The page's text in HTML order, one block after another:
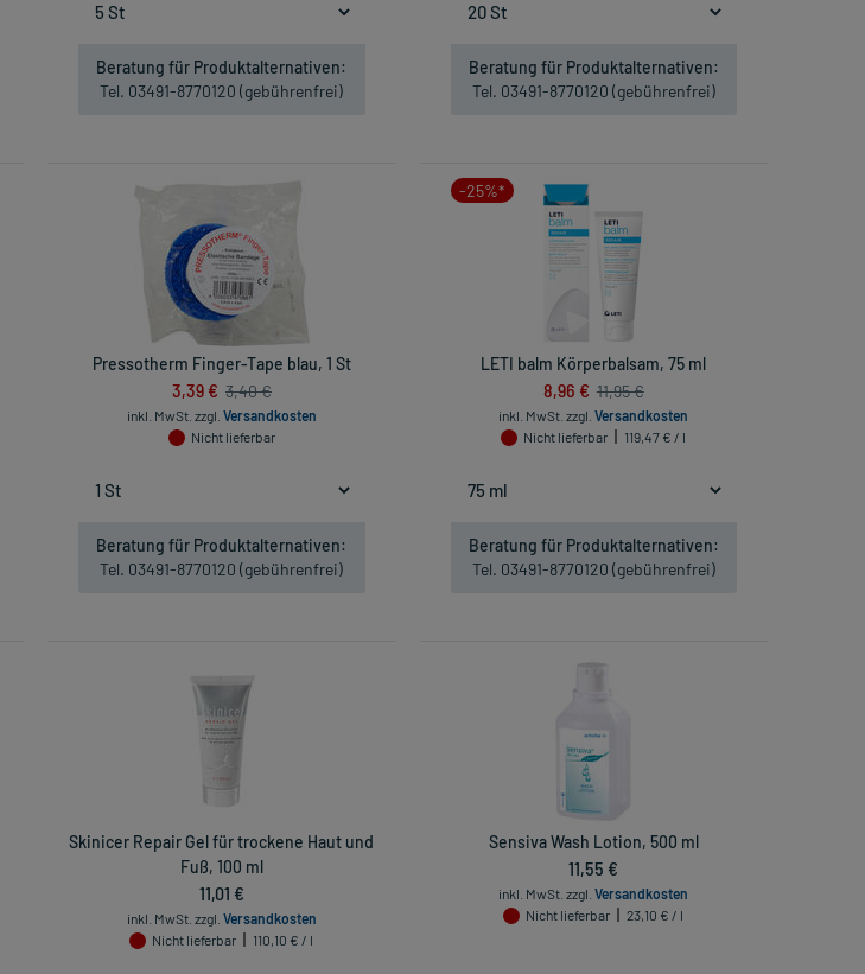
Beratung für Produktalternativen:
Tel. 03491-8770120 (gebührenfrei)
Beratung für Produktalternativen:
Tel. 03491-8770120 (gebührenfrei)
Pressotherm Finger-Tape blau, 1 St
3,39 € 3,40 €
inkl. MwSt. zzgl. Versandkosten
Nicht lieferbar
Beratung für Produktalternativen:
Tel. 03491-8770120 (gebührenfrei)
-25%*
LETI balm Körperbalsam, 75 ml
8,96 € 11,95 €
inkl. MwSt. zzgl.Versandkosten
Nicht lieferbar
119,47 € / l
Beratung für Produktalternativen:
Tel. 03491-8770120 (gebührenfrei)
Skinicer Repair Gel für trockene Haut und
Fuß, 100 ml
11,01 €
inkl. MwSt. zzgl. Versandkosten
Nicht lieferbar
110,10 € / l
Sensiva Wash Lotion, 500 ml
11,55 €
inkl. MwSt. zzgl.Versandkosten
Nicht lieferbar
23,10 € / l